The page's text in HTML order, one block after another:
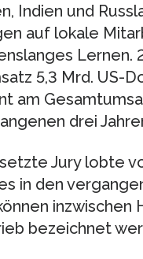
Indien und
auf lokale
5,3 Mrd. US-
am
drei
Jury lobte
in den
inzwischen
bezeichnet